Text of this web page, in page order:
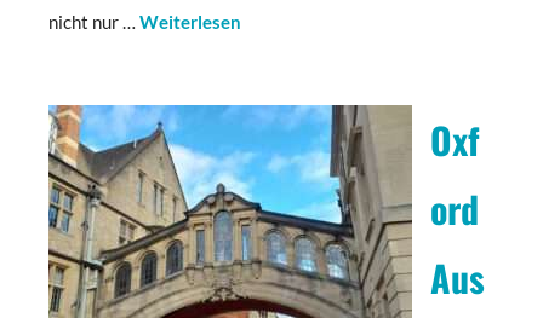
nicht nur … Weiterlesen
Oxf
ord
Aus